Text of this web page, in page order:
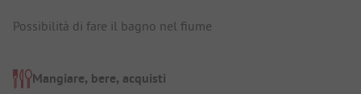
Possibilità di fare il bagno nel fiume
Mangiare, bere, acquisti